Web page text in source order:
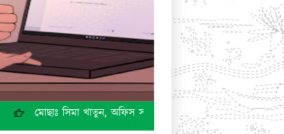
মোছাঃ সিমা খাতুন, অফিস সহায়ক, চাকরি হতে অব্যাহতি প্রদান।